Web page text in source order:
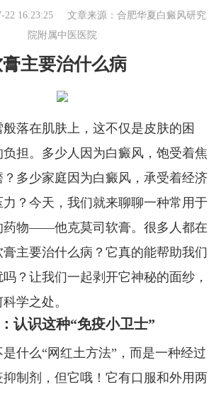
22 16:23:25 文章来源： 合肥华夏白癜风研究
院附属中医医院
主要治什么病
落在肌肤上，这不仅是皮肤的困
担。多少人因为白癜风，饱受着焦
？多少家庭因为白癜风，承受着经济
？今天，我们就来聊聊一种常用于
药物——他克莫司软膏。很多人都在
主要治什么病？它真的能帮助我们
？让我们一起剥开它神秘的面纱，
学之处。
认识这种“免疫小卫士”
什么“网红土方法”，而是一种经过
制剂，但它哦！它有口服和外用两